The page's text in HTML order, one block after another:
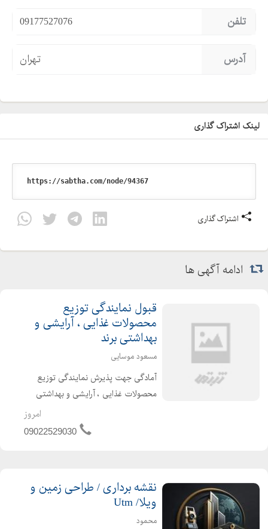
تلفن 09177527076
آدرس تهران
لینک اشتراک گذاری
اشتراک گذاری
ادامه آگهی ها
قبول نمایندگی توزیع
محصولات غذایی ، آرایشی و
بهداشتی برند
مسعود موسایی
آمادگی جهت پذیرش نمایندگی توزیع
محصولات غذایی ، آرایشی و بهداشتی
برند و پر فروش در محدوده استان قم
هستم. دارای سابقه مدیریتی و اعتبار بالا
امروز
09022529030
نقشه برداری / طراحی زمین و
ویلا/ Utm
محمود